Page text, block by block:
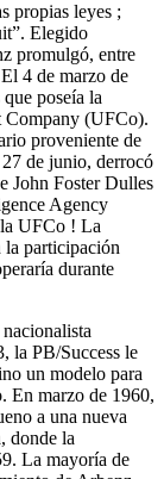
propias leyes ;
Elegido
promulgó, entre
4 de marzo de
poseía la
Company (UFCo).
proveniente de
de junio, derrocó
John Foster Dulles
Agency
la UFCo ! La
la participación
durante
la PB/Success le
un modelo para
En marzo de 1960,
a una nueva
donde la
La mayoría de